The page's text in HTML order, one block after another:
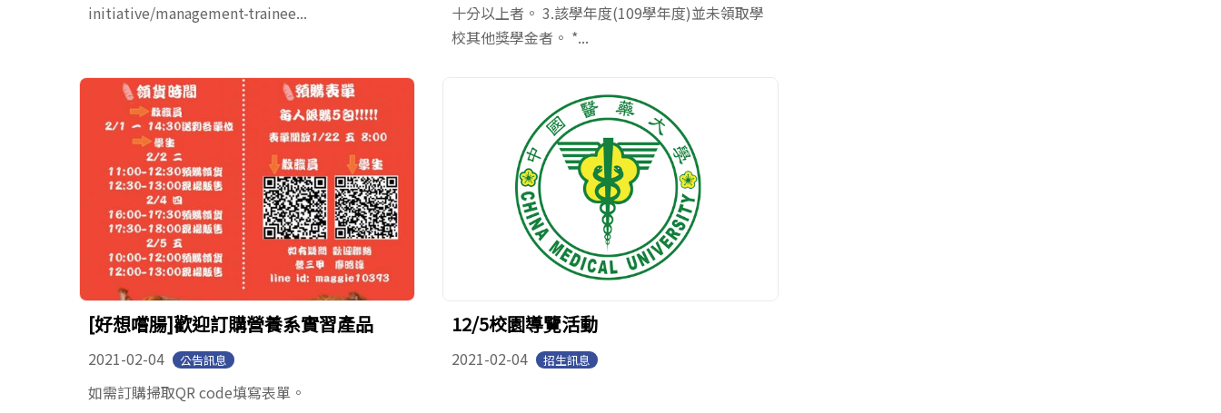
initiative/management-trainee...
十分以上者。 3.該學年度(109學年度)並未領取學
校其他獎學金者。 *...
[好想嚐腸]歡迎訂購營養系實習產品
2021-02-04 公告訊息
如需訂購掃取QR code填寫表單。
12/5校園導覽活動
2021-02-04 招生訊息